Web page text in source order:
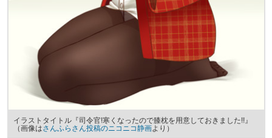
イラストタイトル『司令官!寒くなったので膝枕を用意しておきました!!』
（画像はさんふらさん投稿のニコニコ静画より）